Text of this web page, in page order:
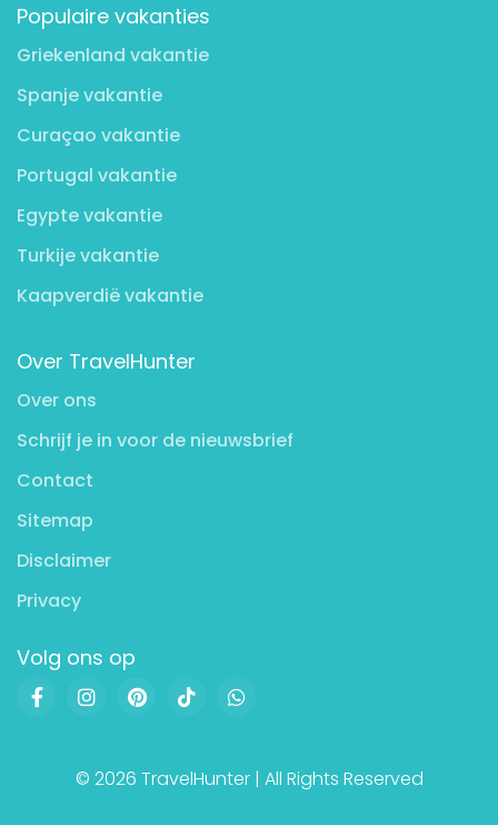
Populaire vakanties
Griekenland vakantie
Spanje vakantie
Curaçao vakantie
Portugal vakantie
Egypte vakantie
Turkije vakantie
Kaapverdië vakantie
Over TravelHunter
Over ons
Schrijf je in voor de nieuwsbrief
Contact
Sitemap
Disclaimer
Privacy
Volg ons op
© 2026 TravelHunter | All Rights Reserved